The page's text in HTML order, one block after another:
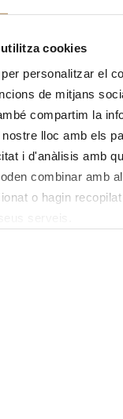
cookies
personalitzar el
de mitjans
compartim la
lloc amb els
i d'anàlisis amb
combinar amb
o hagin